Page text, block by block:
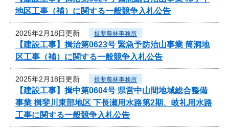
地区工事（補）に関する一般競争入札公告
2025年2月18日更新 揖斐農林事務所
【建設工事】揖治第0623号 緊急予防治山事業 筒洞地
区工事（補）に関する一般競争入札公告
2025年2月18日更新 揖斐農林事務所
【建設工事】揖中第0604号 県営中山間地域総合整備
事業 揖斐川東部地区 下長瀬用水路第2期、岐礼用水路
工事に関する一般競争入札公告